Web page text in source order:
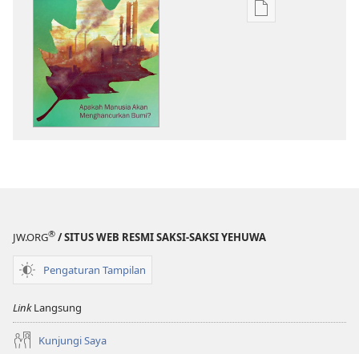
Pilihan
JW.ORG® / SITUS WEB RESMI SAKSI-SAKSI YEHUWA
Pengaturan Tampilan
LinkLangsung
Kunjungi Saya